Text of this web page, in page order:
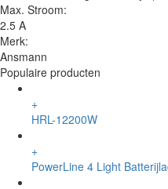
Max. Stroom:
2.5 A
Merk:
Ansmann
Populaire producten
+
HRL-12200W
+
PowerLine 4 Light